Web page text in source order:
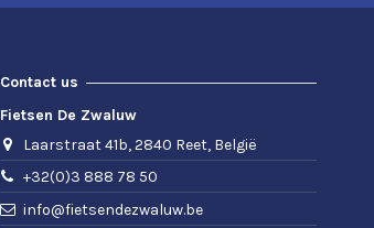
Contact us
Fietsen De Zwaluw
Laarstraat 41b, 2840 Reet, België
+32(0)3 888 78 50
info@fietsendezwaluw.be